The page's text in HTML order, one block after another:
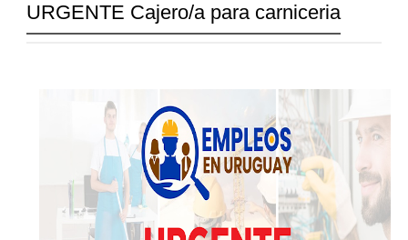
URGENTE Cajero/a para carniceria